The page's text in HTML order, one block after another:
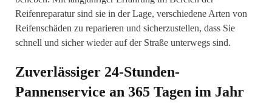
Reifenreparatur sind sie in der Lage, verschiedene Arten von
Reifenschäden zu reparieren und sicherzustellen, dass Sie
schnell und sicher wieder auf der Straße unterwegs sind.
Zuverlässiger 24-Stunden-
Pannenservice an 365 Tagen im Jahr